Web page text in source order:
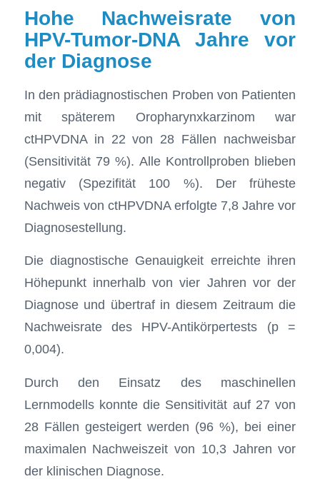
Hohe Nachweisrate von
HPV-Tumor-DNA Jahre vor
der Diagnose
In den prädiagnostischen Proben von Patienten
mit späterem Oropharynxkarzinom war
ctHPVDNA in 22 von 28 Fällen nachweisbar
(Sensitivität 79 %). Alle Kontrollproben blieben
negativ (Spezifität 100 %). Der früheste
Nachweis von ctHPVDNA erfolgte 7,8 Jahre vor
Diagnosestellung.
Die diagnostische Genauigkeit erreichte ihren
Höhepunkt innerhalb von vier Jahren vor der
Diagnose und übertraf in diesem Zeitraum die
Nachweisrate des HPV-Antikörpertests (p =
0,004).
Durch den Einsatz des maschinellen
Lernmodells konnte die Sensitivität auf 27 von
28 Fällen gesteigert werden (96 %), bei einer
maximalen Nachweiszeit von 10,3 Jahren vor
der klinischen Diagnose.